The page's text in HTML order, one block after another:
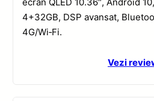
ecran QLED 10.36″, Android
4+32GB, DSP avansat,
4G/Wi‑Fi.
Vezi